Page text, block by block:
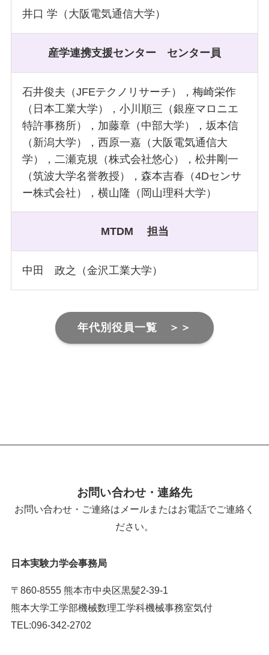
井口 学（大阪電気通信大学）
産学連携支援センター センター員
石井俊夫（JFEテクノリサーチ），梅崎栄作
（日本工業大学），小川順三（銀座マロニエ
特許事務所），加藤章（中部大学），坂本信
（新潟大学），西原一嘉（大阪電気通信大
学），二瀬克規（株式会社悠心），松井剛一
（筑波大学名誉教授），森本吉春（4Dセンサ
ー株式会社），横山隆（岡山理科大学）
MTDM 担当
中田 政之（金沢工業大学）
年代別役員一覧 ＞＞
お問い合わせ・連絡先
お問い合わせ・ご連絡はメールまたはお電話でご連絡く
ださい。
日本実験力学会事務局
〒860-8555 熊本市中央区黒髪2-39-1
熊本大学工学部機械数理工学科機械事務室気付
TEL:096-342-2702